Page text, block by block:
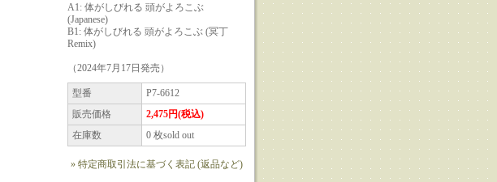
A1: 体がしびれる 頭がよろこぶ
(Japanese)
B1: 体がしびれる 頭がよろこぶ (冥丁
Remix)
（2024年7月17日発売）
型番
P7-6612
販売価格
2,475円(税込)
在庫数
0 枚sold out
» 特定商取引法に基づく表記 (返品など)